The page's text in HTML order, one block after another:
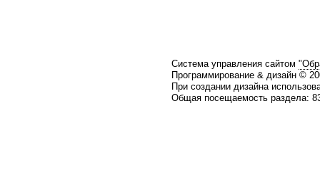
Система управления сайтом
Программирование & дизайн ©
При создании дизайна
Общая посещаемость раздела: